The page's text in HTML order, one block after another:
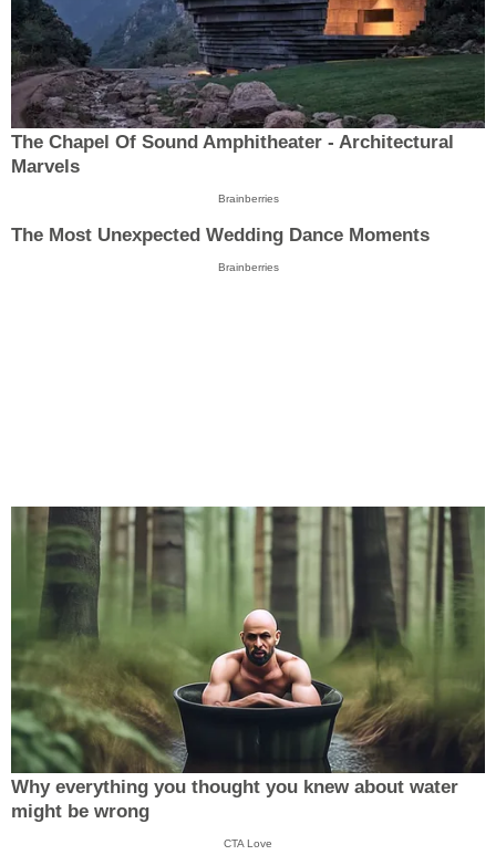
The Chapel Of Sound Amphitheater - Architectural
Marvels
Brainberries
The Most Unexpected Wedding Dance Moments
Brainberries
Why everything you thought you knew about water
might be wrong
CTA Love